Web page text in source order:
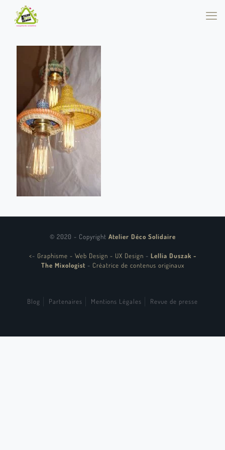
© 2020 - Copyright Atelier Déco Solidaire
<- Graphisme - Web Design - UX Design - Lellia Duszak -
The Mixologist - Créatrice de contenus originaux
Blog Partenaires Mentions Légales Revue de presse